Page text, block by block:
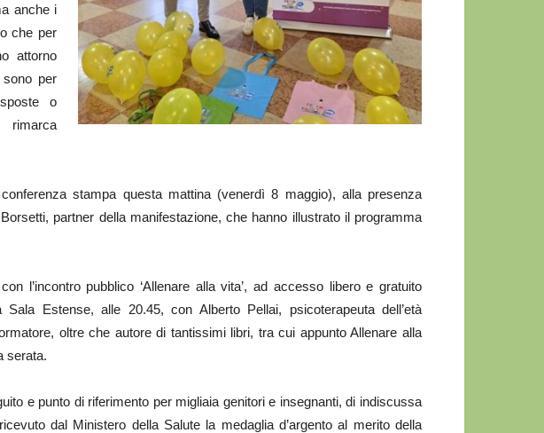
anche i
che per
attorno
sono per
o
rimarca
stampa questa mattina (venerdì 8 maggio), alla presenza
partner della manifestazione, che hanno illustrato il programma
l’incontro pubblico ‘Allenare alla vita’, ad accesso libero e gratuito
Sala Estense, alle 20.45, con Alberto Pellai, psicoterapeuta dell’età
oltre che autore di tantissimi libri, tra cui appunto Allenare alla
serata.
e punto di riferimento per migliaia genitori e insegnanti, di indiscussa
dal Ministero della Salute la medaglia d’argento al merito della